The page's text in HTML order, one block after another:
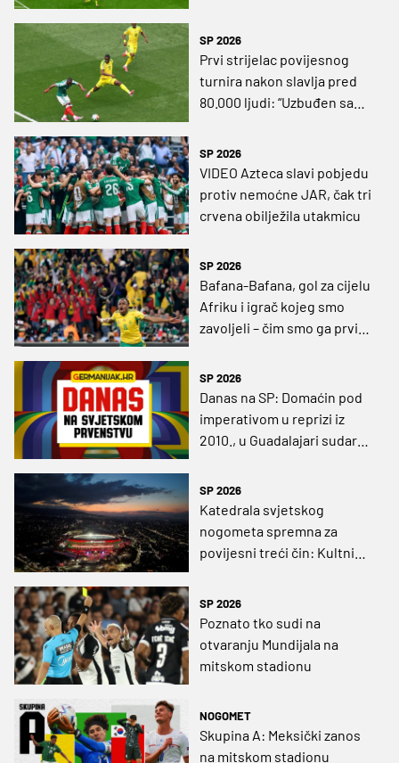
SP 2026
Prvi strijelac povijesnog
turnira nakon slavlja pred
80.000 ljudi: “Uzbuđen sam,
SP 2026
VIDEO Azteca slavi pobjedu
protiv nemoćne JAR, čak tri
crvena obilježila utakmicu
SP 2026
Bafana-Bafana, gol za cijelu
Afriku i igrač kojeg smo
zavoljeli – čim smo ga prvi
SP 2026
Danas na SP: Domaćin pod
imperativom u reprizi iz
2010., u Guadalajari sudar
SP 2026
Katedrala svjetskog
nogometa spremna za
povijesni treći čin: Kultni
SP 2026
Poznato tko sudi na
otvaranju Mundijala na
mitskom stadionu
NOGOMET
Skupina A: Meksički zanos
na mitskom stadionu